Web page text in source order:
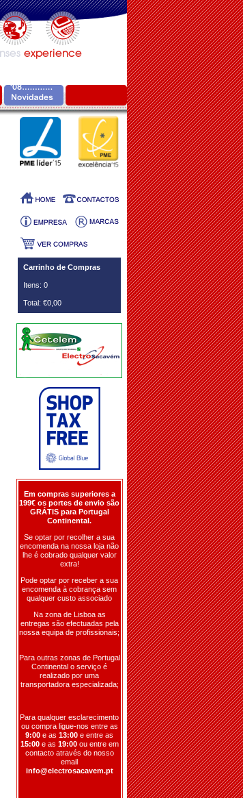
Carrinho de Compras
Itens: 0
Total: €0,00
Em compras superiores a
199€ os portes de envio são
GRÁTIS para Portugal
Continental.
Se optar por recolher a sua
encomenda na nossa loja não
lhe é cobrado qualquer valor
extra!
Pode optar por receber a sua
encomenda à cobrança sem
qualquer custo associado
Na zona de Lisboa as
entregas são efectuadas pela
nossa equipa de profissionais;
Para outras zonas de Portugal
Continental o serviço é
realizado por uma
transportadora especializada;
Para qualquer esclarecimento
ou compra ligue-nos entre as
9:00 e as 13:00 e entre as
15:00e as 19:00 ou entre em
contacto através do nosso
email
info@electrosacavem.pt